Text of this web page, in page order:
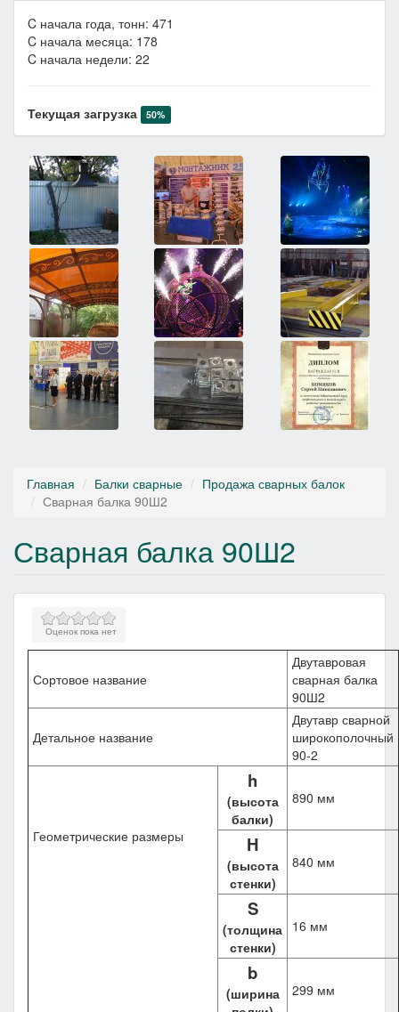
C начала года, тонн: 471
C начала месяца: 178
C начала недели: 22
Текущая загрузка 50%
Главная Балки сварные
Продажа сварных балок
Сварная балка 90Ш2
Сварная балка 90Ш2
Оценок пока нет
Сортовое название
Двутавровая
сварная балка
90Ш2
Детальное название
Двутавр сварной
широкополочный
90-2
Геометрические размеры
h
(высота
балки)
890 мм
H
(высота
стенки)
840 мм
S
(толщина
стенки)
16 мм
b
(ширина
299 мм